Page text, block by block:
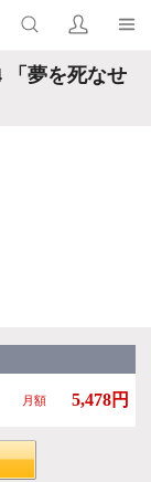
「夢を死なせ
月額 5,478円